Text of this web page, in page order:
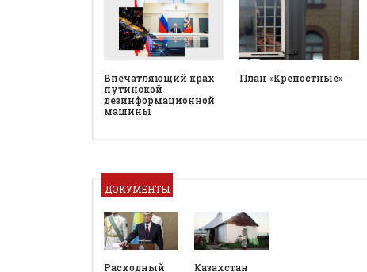
Впечатляющий крах
путинской
дезинформационной
машины
План «Крепостные»
ДОКУМЕНТЫ
Расходный
Казахстан